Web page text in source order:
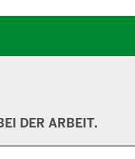
DER ARBEIT.